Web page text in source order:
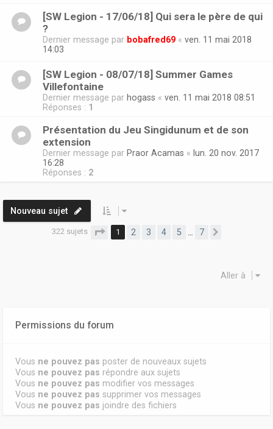
[SW Legion - 17/06/18] Qui sera le père de qui
?
Dernier message par bobafred69 « ven. 11 mai 2018
14:03
[SW Legion - 08/07/18] Summer Games
Villefontaine
Dernier message par hogass « ven. 11 mai 2018 08:51
Réponses : 1
Présentation du Jeu Singidunum et de son
extension
Dernier message par Praor Acamas « lun. 20 nov. 2017
16:28
Réponses : 2
Nouveau sujet
322 sujets Page 1sur
1 2 3 4 5 7
Aller à
Permissions du forum
Vous ne pouvez pas poster de nouveaux sujets
Vous ne pouvez pas répondre aux sujets
Vous ne pouvez pas modifier vos messages
Vous ne pouvez pas supprimer vos messages
Vous ne pouvez pas joindre des fichiers